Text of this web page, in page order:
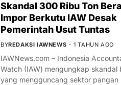
Skandal 300 Ribu Ton
Impor Berkutu IAW Desak
Pemerintah Usut Tuntas
BYREDAKSI IAWNEWS 1 TAHUN AGO
IAWNews.com – Indonesia
Watch (IAW) mengungkap skandal
yang mengguncang sektor pangan